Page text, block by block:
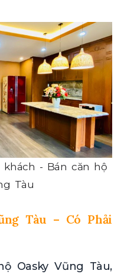
- Bán căn hộ
Tàu
Tàu – Có Phải
Oasky Vũng Tàu,